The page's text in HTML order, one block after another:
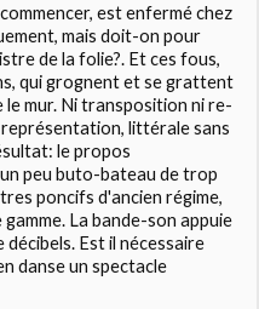
est enfermé chez
mais doit-on pour
de la folie?. Et ces fous,
qui grognent et se grattent
mur. Ni transposition ni re-
littérale sans
le propos
peu buto-bateau de trop
poncifs d'ancien régime,
La bande-son appuie
décibels. Est il nécessaire
danse un spectacle